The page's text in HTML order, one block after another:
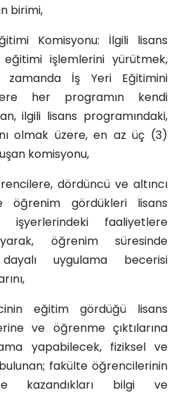
birimi,
Komisyonu: İlgili lisans
işlemlerini yürütmek,
İş Yeri Eğitimini
her programın kendi
ilgili lisans programındaki,
olmak üzere, en az üç (3)
komisyonu,
dördüncü ve altıncı
öğrenim gördükleri lisans
faaliyetlere
öğrenim süresinde
uygulama becerisi
eğitim gördüğü lisans
ve öğrenme çıktılarına
yapabilecek, fiziksel ve
fakülte öğrencilerinin
kazandıkları bilgi ve